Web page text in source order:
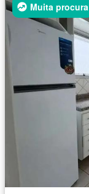
Muita procura